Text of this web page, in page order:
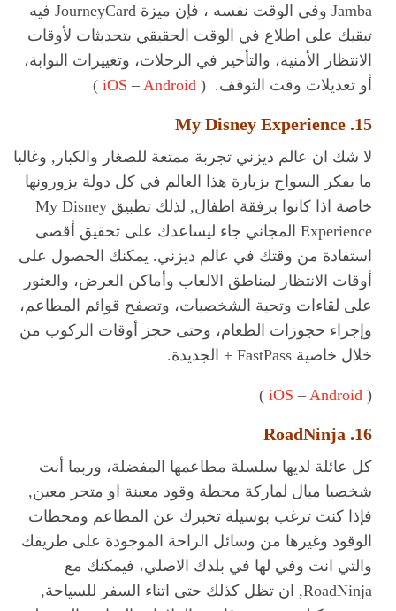
Jamba وفي الوقت نفسه ، فإن ميزة JourneyCard فيه
تبقيك على اطلاع في الوقت الحقيقي بتحديثات لأوقات
الانتظار الأمنية، والتأخير في الرحلات، وتغييرات البوابة،
أو تعديلات وقت التوقف. (
iOS – Android
)
15. My Disney Experience
لا شك ان عالم ديزني تجربة ممتعة للصغار والكبار, وغالبا
ما يفكر السواح بزيارة هذا العالم في كل دولة يزورونها
خاصة اذا كانوا برفقة اطفال, لذلك تطبيق My Disney
Experience المجاني جاء ليساعدك على تحقيق أقصى
استفادة من وقتك في عالم ديزني. يمكنك الحصول على
أوقات الانتظار لمناطق الالعاب وأماكن العرض، والعثور
على لقاءات وتحية الشخصيات، وتصفح قوائم المطاعم،
وإجراء حجوزات الطعام، وحتى حجز أوقات الركوب من
خلال خاصية FastPass + الجديدة.
(
iOS – Android
)
16. RoadNinja
كل عائلة لديها سلسلة مطاعمها المفضلة، وربما أنت
شخصيا ميال لماركة محطة وقود معينة او متجر معين,
فإذا كنت ترغب بوسيلة تخبرك عن المطاعم ومحطات
الوقود وغيرها من وسائل الراحة الموجودة على طريقك
والتي انت وفي لها في بلدك الاصلي، فيمكنك مع
RoadNinja, ان تظل كذلك حتى اتناء السفر للسياحة,